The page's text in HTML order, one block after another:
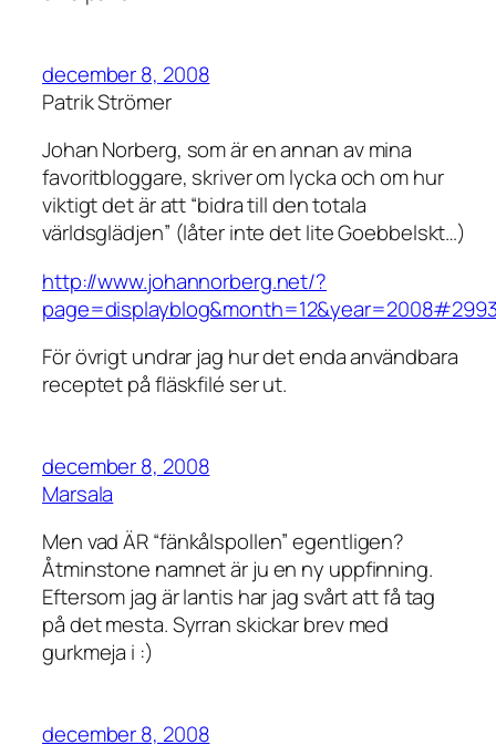
december 8, 2008
Patrik Strömer
Johan Norberg, som är en annan av mina
favoritbloggare, skriver om lycka och om hur
viktigt det är att “bidra till den totala
världsglädjen” (låter inte det lite Goebbelskt…)
http://www.johannorberg.net/?
För övrigt undrar jag hur det enda användbara
receptet på fläskfilé ser ut.
december 8, 2008
Marsala
Men vad ÄR “fänkålspollen” egentligen?
Åtminstone namnet är ju en ny uppfinning.
Eftersom jag är lantis har jag svårt att få tag
på det mesta. Syrran skickar brev med
gurkmeja i :)
december 8, 2008